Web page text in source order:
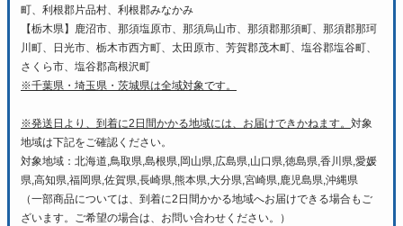
町、利根郡片品村、利根郡みなかみ
【栃木県】鹿沼市、那須塩原市、那須烏山市、那須郡那須町、那須郡那珂
川町、日光市、栃木市西方町、太田原市、芳賀郡茂木町、塩谷郡塩谷町、
さくら市、塩谷郡高根沢町
※千葉県・埼玉県・茨城県は全域対象です。
※発送日より、到着に2日間かかる地域には、お届けできかねます。 対象
地域は下記をご確認ください。
対象地域：北海道,鳥取県,島根県,岡山県,広島県,山口県,徳島県,香川県,愛媛
県,高知県,福岡県,佐賀県,長崎県,熊本県,大分県,宮崎県,鹿児島県,沖縄県
（一部商品については、到着に2日間かかる地域へお届けできる場合もご
ざいます。ご希望の場合は、お問い合わせください。）